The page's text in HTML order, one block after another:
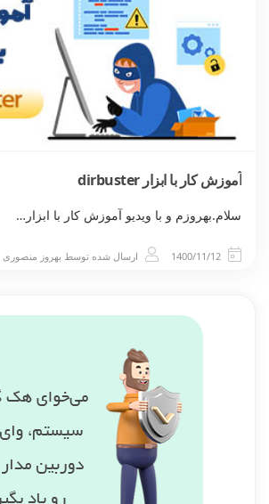
آموزش کار با ابزار dirbuster
سلام.بهروزم و با ویدیو آموزش کار با ابزار…
1400/11/12 ارسال شده توسط بهروز منصوری